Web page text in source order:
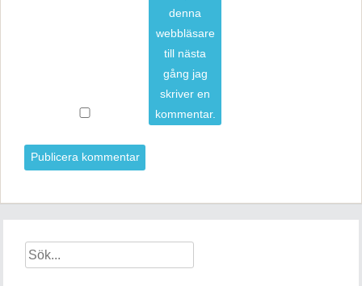
denna
webbläsare
till nästa
gång jag
skriver en
kommentar.